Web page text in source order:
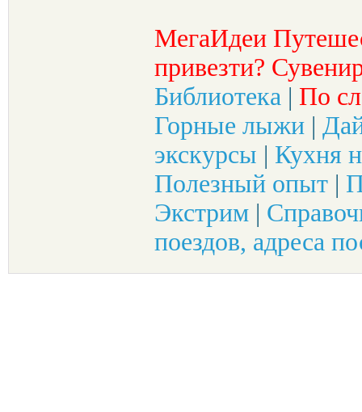
МегаИдеи
привезти?
Библиотека | По
Горные лыжи |
экскурсы | Кухня
Полезный опыт |
Экстрим |
поездов, адреса